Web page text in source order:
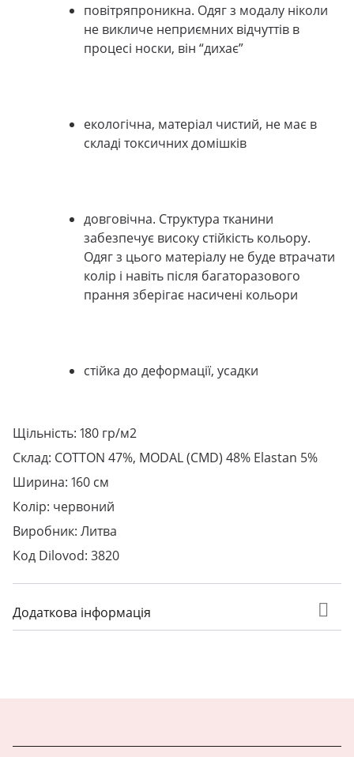
повітряпроникна. Одяг з модалу ніколи
не викличе неприємних відчуттів в
процесі носки, він “дихає”
екологічна, матеріал чистий, не має в
складі токсичних домішків
довговічна. Структура тканини
забезпечує високу стійкість кольору.
Одяг з цього матеріалу не буде втрачати
колір і навіть після багаторазового
прання зберігає насичені кольори
стійка до деформації, усадки
Щільність: 180 гр/м2
Склад: COTTON 47%, MODAL (CMD) 48% Elastan 5%
Ширина: 160 см
Колір: червоний
Виробник: Литва
Код Dilovod: 3820
Додаткова інформація